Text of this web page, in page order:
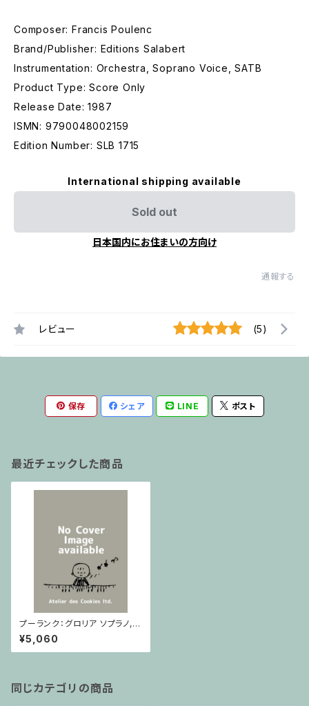
Composer: Francis Poulenc
Brand/Publisher: Editions Salabert
Instrumentation: Orchestra, Soprano Voice, SATB
Product Type: Score Only
Release Date: 1987
ISMN: 9790048002159
Edition Number: SLB 1715
International shipping available
Sold out
日本国内にお住まいの方向け
通報する
レビュー (5)
保存 シェア LINE ポスト
最近チェックした商品
プーランク：グロリア ソプラノ,
混声合唱とオーケストラのため
の / フルスコア
¥5,060
同じカテゴリの商品